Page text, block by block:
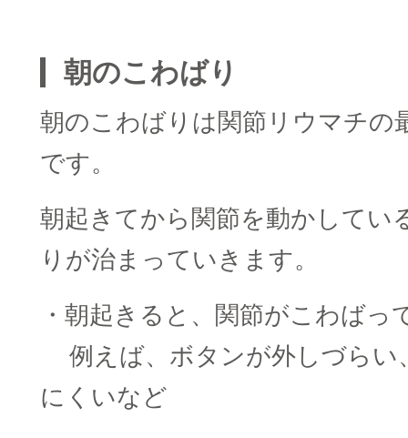
朝のこわばり
朝のこわばりは関節リウマチの
です。
朝起きてから関節を動かしてい
りが治まっていきます。
・朝起きると、関節がこわばっ
例えば、ボタンが外しづらい
にくいなど